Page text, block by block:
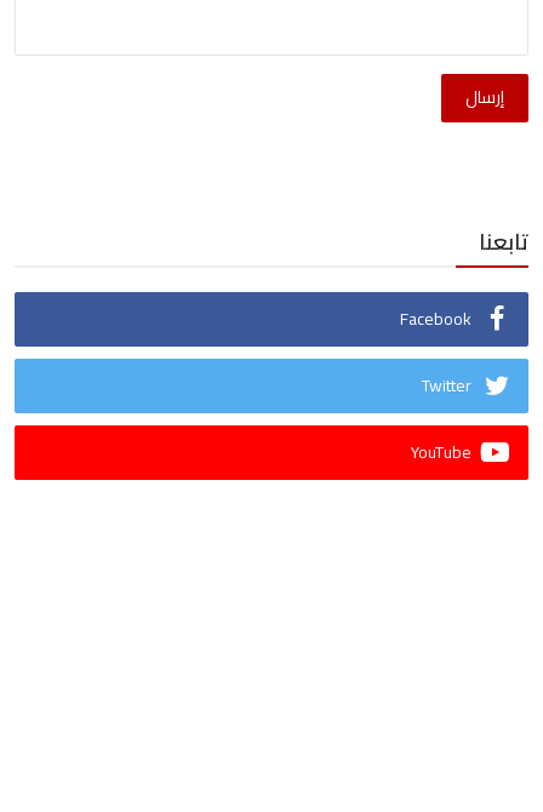
إرسال
تابعنا
Facebook
Twitter
YouTube